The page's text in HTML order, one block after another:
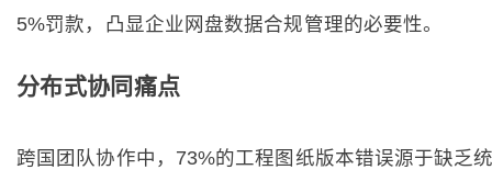
5%罚款，凸显企业网盘数据合规管理的必要性。
分布式协同痛点
跨国团队协作中，73%的工程图纸版本错误源于缺乏